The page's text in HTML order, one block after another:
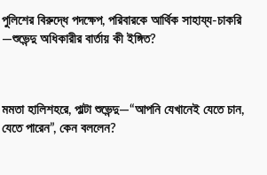
পুলিশের বিরুদ্ধে পদক্ষেপ, পরিবারকে আর্থিক সাহায্য-চাকরি
—শুভেন্দু অধিকারীর বার্তায় কী ইঙ্গিত?
মমতা হালিশহরে, পাল্টা শুভেন্দু—“আপনি যেখানেই যেতে চান,
যেতে পারেন”, কেন বললেন?